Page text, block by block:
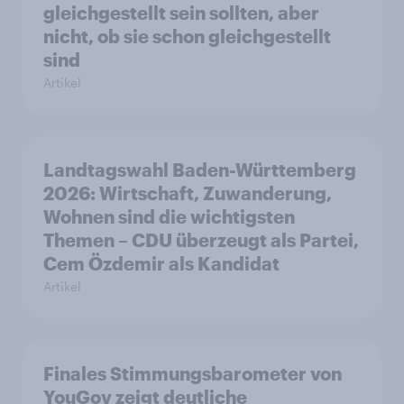
gleichgestellt sein sollten, aber
nicht, ob sie schon gleichgestellt
sind
Artikel
Landtagswahl Baden-Württemberg
2026: Wirtschaft, Zuwanderung,
Wohnen sind die wichtigsten
Themen – CDU überzeugt als Partei,
Cem Özdemir als Kandidat
Artikel
Finales Stimmungsbarometer von
YouGov zeigt deutliche